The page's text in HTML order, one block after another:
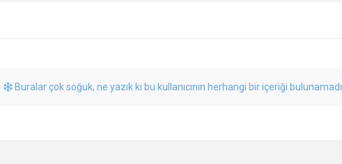
Buralar çok soğuk, ne yazık ki bu kullanıcının herhangi bir içeriği bulunamadı..